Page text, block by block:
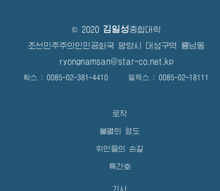
© 2020 김일성종합대학
조선민주주의인민공화국 평양시 대성구역 룡남동
ryongnamsan@star-co.net.kp
확스 : 0085-02-381-4410 텔렉스 : 0085-02-18111
로작
불멸의 령도
위인들의 손길
특간호
기사